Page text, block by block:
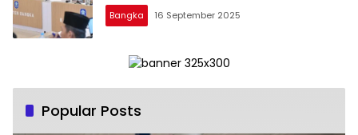
Bangka 16 September 2025
Popular Posts